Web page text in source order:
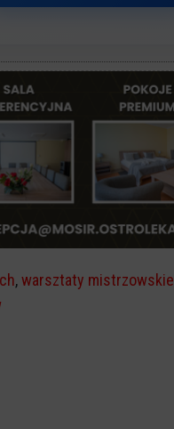
,warsztaty mistrzowskie